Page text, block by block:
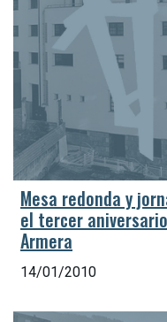
Mesa redonda y
el tercer
Armera
14/01/2010